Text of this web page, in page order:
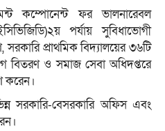
কম্পোনেন্ট ফর ভালনারেবল
পর্যায় সুবিধাভোগী
প্রাথমিক বিদ্যালয়ের ৩৬টি
বিতরণ ও সমাজ সেবা অধিদপ্তরে
করেন।
সরকারি-বেসরকারি অফিস এবং